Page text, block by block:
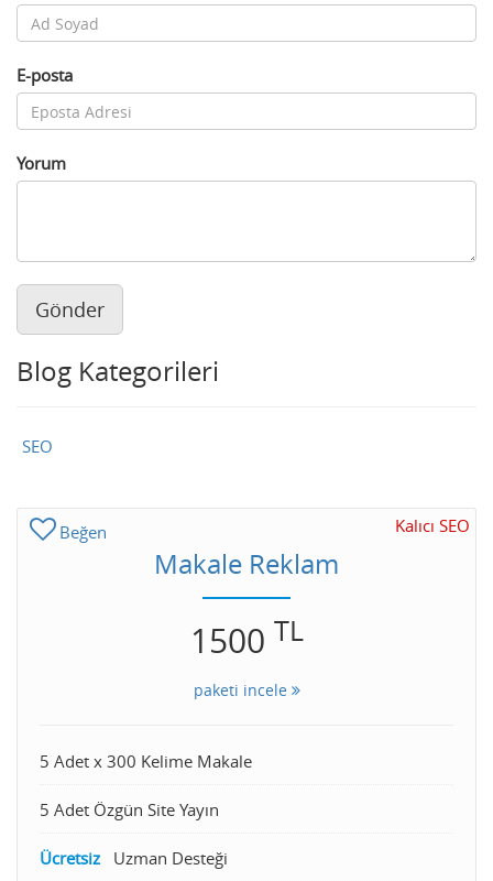
E-posta
Yorum
Gönder
Blog Kategorileri
SEO
Beğen Kalıcı SEO
Makale Reklam
1500 TL
paketi incele
5 Adet x 300 Kelime Makale
5 Adet Özgün Site Yayın
Ücretsiz Uzman Desteği